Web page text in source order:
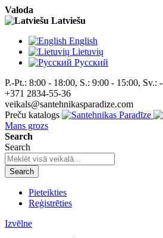
Valoda
Latviešu
English
Lietuvių
Pусский
P.-Pt.: 8:00 - 18:00, S.: 9:00 - 15:00, Sv.: -
+371 2834-55-36
veikals@santehnikasparadize.com
Preču katalogs
Mans grozs
Search
Search
Search
Pieteikties
Reģistrēties
Izvēlne